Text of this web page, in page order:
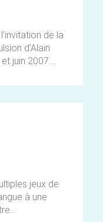
de la
d’Alain
juin 2007....
jeux de
à une